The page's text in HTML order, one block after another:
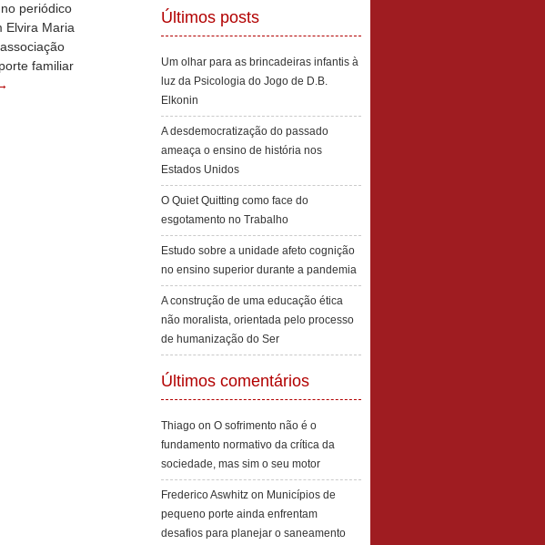
periódico
Elvira Maria
familiar
Últimos posts
Um olhar para as brincadeiras infantis à
luz da Psicologia do Jogo de D.B.
Elkonin
A desdemocratização do passado
ameaça o ensino de história nos
Estados Unidos
O Quiet Quitting como face do
esgotamento no Trabalho
Estudo sobre a unidade afeto cognição
no ensino superior durante a pandemia
A construção de uma educação ética
não moralista, orientada pelo processo
de humanização do Ser
Últimos comentários
Thiago on O sofrimento não é o
fundamento normativo da crítica da
sociedade, mas sim o seu motor
Frederico Aswhitz on Municípios de
pequeno porte ainda enfrentam
desafios para planejar o saneamento